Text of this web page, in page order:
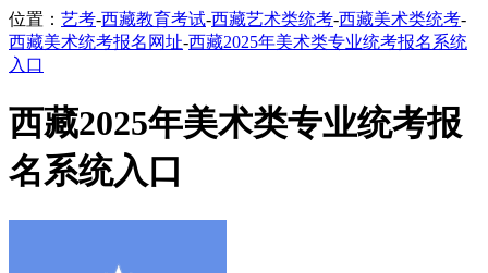
位置： 艺考-西藏教育考试-西藏艺术类统考-西藏美术类统考-
西藏美术统考报名网址-西藏2025年美术类专业统考报名系统
入口
西藏2025年美术类专业统考报
名系统入口